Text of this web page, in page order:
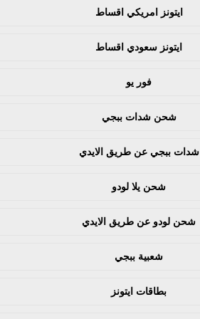
ايتونز امريكي اقساط
ايتونز سعودي اقساط
فور يو
شحن شدات ببجي
شدات ببجي عن طريق الايدي
شحن يلا لودو
شحن لودو عن طريق الايدي
شعبية ببجي
بطاقات ايتونز